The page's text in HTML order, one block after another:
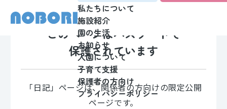
私たちについて
施設紹介
園の生活
お知らせ
入園について
子育て支援
保護者の方向け
プライバシーポリシー
このページはパスワードで
保護されています
「日記」ページは、関係者の方向けの限定公開
ページです。